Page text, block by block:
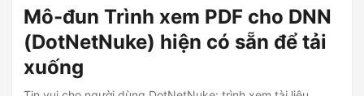
web bằng cách sử dụng kiểu định dạng và bố cục chính
xác như trong tệp gốc.
Mô-đun Trình xem PDF cho DNN
(DotNetNuke) hiện có sẵn để tải
xuống